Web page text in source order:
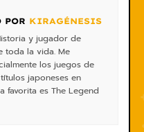
POR KIRAGÉNESIS
y jugador de
toda la vida. Me
los juegos de
japoneses en
favorita es The Legend